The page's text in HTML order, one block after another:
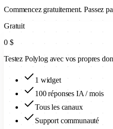
Commencez gratuitement. Passez
Gratuit
0 $
Testez Polylog avec vos propres
1 widget
100 réponses IA / mois
Tous les canaux
Support communauté